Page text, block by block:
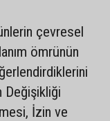
çevresel
ömrünün
Değişikliği
İzin ve